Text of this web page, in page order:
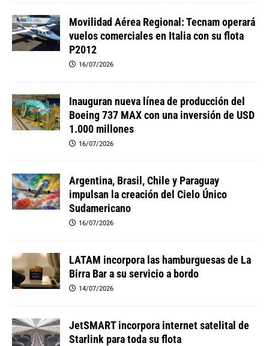
Movilidad Aérea Regional: Tecnam operará
vuelos comerciales en Italia con su flota
P2012
16/07/2026
Inauguran nueva línea de producción del
Boeing 737 MAX con una inversión de USD
1.000 millones
16/07/2026
Argentina, Brasil, Chile y Paraguay
impulsan la creación del Cielo Único
Sudamericano
16/07/2026
LATAM incorpora las hamburguesas de La
Birra Bar a su servicio a bordo
14/07/2026
JetSMART incorpora internet satelital de
Starlink para toda su flota